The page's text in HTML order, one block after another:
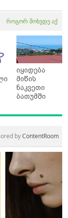
როგორ მოხვდე აქ
იყიდება
მიწის
ნაკვეთი
ბათუმში
byContentRoom